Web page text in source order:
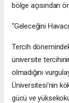
bölge açısından
“Geleceğini
Tercih
üniversite
olmadığını
Üniversitesi’nin
gücü ve